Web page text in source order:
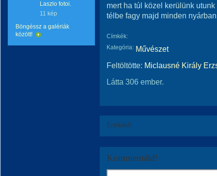
Laszlo fotoi.
11 kép
Böngéssz a galériák
között!
mert ha túl közel kerülünk
télbe fagy majd minden
Címkék:
Kategória: Művészet
Feltöltötte: Miclausné Király
Látta 306 ember.
Értékeld!
Kommentáld!